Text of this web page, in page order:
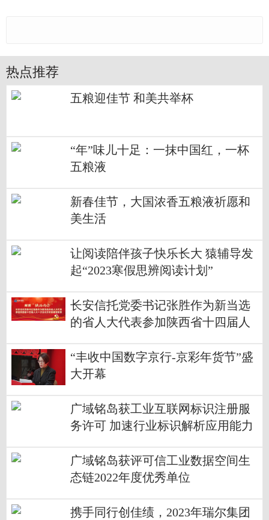
热点推荐
五粮迎佳节 和美共举杯
“年”味儿十足：一抹中国红，一杯
五粮液
新春佳节，大国浓香五粮液祈愿和
美生活
让阅读陪伴孩子快乐长大 猿辅导发
起“2023寒假思辨阅读计划”
长安信托党委书记张胜作为新当选
的省人大代表参加陕西省十四届人
“丰收中国数字京行-京彩年货节”盛
大开幕
广域铭岛获工业互联网标识注册服
务许可 加速行业标识解析应用能力
广域铭岛获评可信工业数据空间生
态链2022年度优秀单位
携手同行创佳绩，2023年瑞尔集团